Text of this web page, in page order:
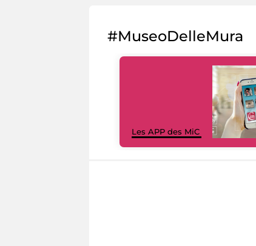
#MuseoDelleMura
Les APP des MiC